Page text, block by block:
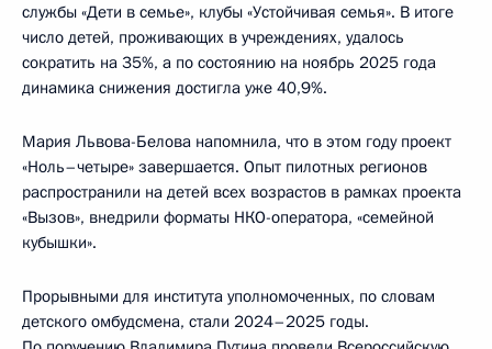
службы «Дети в семье», клубы «Устойчивая семья». В итоге
число детей, проживающих в учреждениях, удалось
сократить на 35%, а по состоянию на ноябрь 2025 года
динамика снижения достигла уже 40,9%.
Мария Львова-Белова напомнила, что в этом году проект
«Ноль–четыре» завершается. Опыт пилотных регионов
распространили на детей всех возрастов в рамках проекта
«Вызов», внедрили форматы НКО-оператора, «семейной
кубышки».
Прорывными для института уполномоченных, по словам
детского омбудсмена, стали 2024–2025 годы.